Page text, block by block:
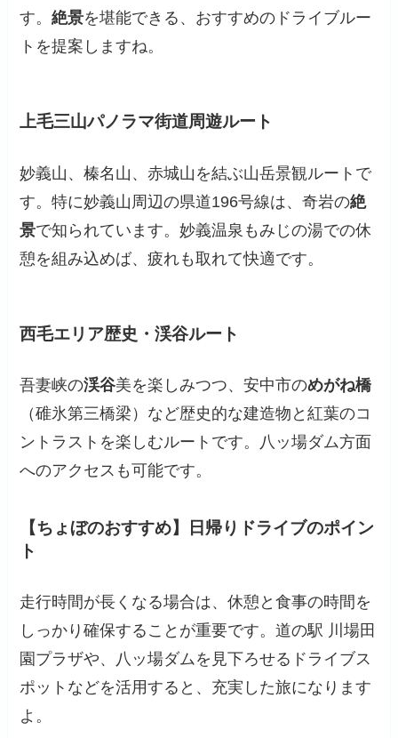
す。絶景を堪能できる、おすすめのドライブルー
トを提案しますね。
上毛三山パノラマ街道周遊ルート
妙義山、榛名山、赤城山を結ぶ山岳景観ルートで
す。特に妙義山周辺の県道196号線は、奇岩の絶
景で知られています。妙義温泉もみじの湯での休
憩を組み込めば、疲れも取れて快適です。
西毛エリア歴史・渓谷ルート
吾妻峡の渓谷美を楽しみつつ、安中市のめがね橋
（碓氷第三橋梁）など歴史的な建造物と紅葉のコ
ントラストを楽しむルートです。八ッ場ダム方面
へのアクセスも可能です。
【ちょぼのおすすめ】日帰りドライブのポイン
ト
走行時間が長くなる場合は、休憩と食事の時間を
しっかり確保することが重要です。道の駅 川場田
園プラザや、八ッ場ダムを見下ろせるドライブス
ポットなどを活用すると、充実した旅になります
よ。